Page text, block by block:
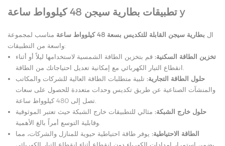
y
ال بطارية سيجن القابلة للتكديس بسعة 48 كيلوواط ساعة
مناسب لمجموعة
واسعة من التطبيقات:
تخزين الطاقة السكنية: قم بتخزين الطاقة الشمسية لاستخدامها ليلاً أو أثناء
حلول الطاقة التجارية: تلبية متطلبات الطاقة العالية للشركات والمكاتب
والمنشآت الصناعية عن طريق تكديس وحدات متعددة للحصول على سعات
حلول خارج الشبكة: مثالي للتطبيقات خارج الشبكة حيث تعتبر الموثوقية
الطاقة الاحتياطية: يوفر طاقة احتياطية حيوية للمنازل والشركات، مما